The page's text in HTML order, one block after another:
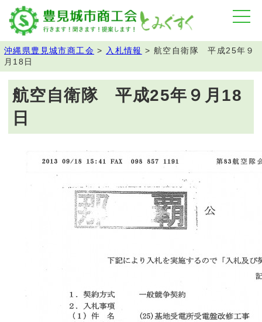
沖縄県豊見城市商工会 > 入札情報 >航空自衛隊 平成25年９
月18日
航空自衛隊 平成25年９月18
日